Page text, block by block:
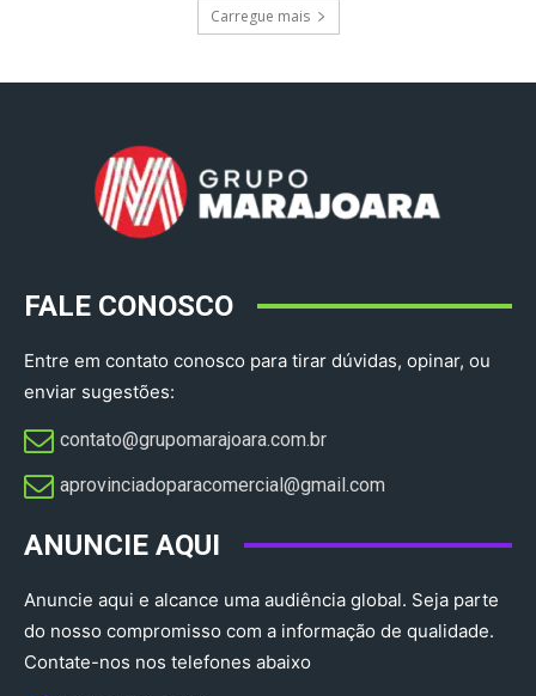
Carregue mais
FALE CONOSCO
Entre em contato conosco para tirar dúvidas, opinar, ou
enviar sugestões:
contato@grupomarajoara.com.br
aprovinciadoparacomercial@gmail.com​
ANUNCIE AQUI
Anuncie aqui e alcance uma audiência global. Seja parte
do nosso compromisso com a informação de qualidade.
Contate-nos nos telefones abaixo